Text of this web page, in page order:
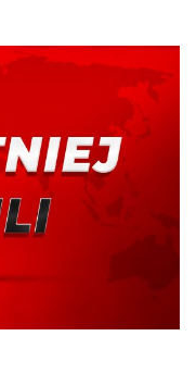
Ograniczeń,
Celem
Projektu
Ma
Być
Dopuszczenie
Do